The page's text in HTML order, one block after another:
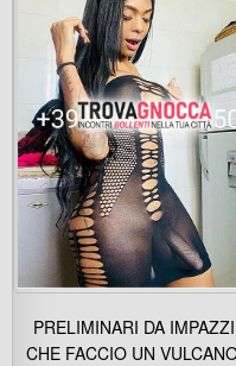
PRELIMINARI DA
CHE FACCIO UN